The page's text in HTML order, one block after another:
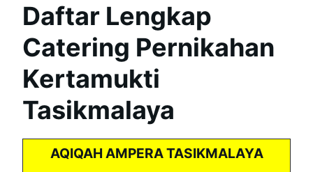
Daftar Lengkap
Catering Pernikahan
Kertamukti
Tasikmalaya
AQIQAH AMPERA TASIKMALAYA